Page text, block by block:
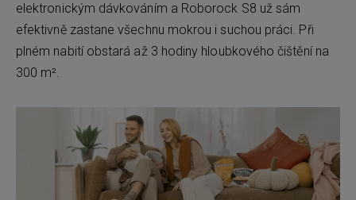
elektronickým dávkováním a Roborock S8 už sám
efektivně zastane všechnu mokrou i suchou práci. Při
plném nabití obstará až 3 hodiny hloubkového čištění na
300 m².